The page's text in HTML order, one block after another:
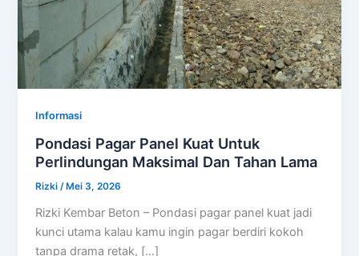
Informasi
Pondasi Pagar Panel Kuat Untuk
Perlindungan Maksimal Dan Tahan Lama
Rizki/ Mei 3, 2026
Rizki Kembar Beton – Pondasi pagar panel kuat jadi
kunci utama kalau kamu ingin pagar berdiri kokoh
tanpa drama retak, […]